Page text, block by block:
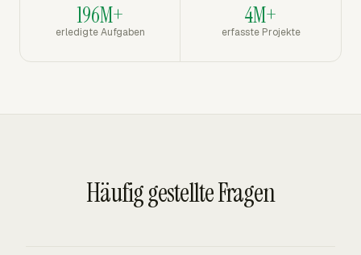
196M+
erledigte Aufgaben
4M+
erfasste Projekte
Häufig gestellte Fragen